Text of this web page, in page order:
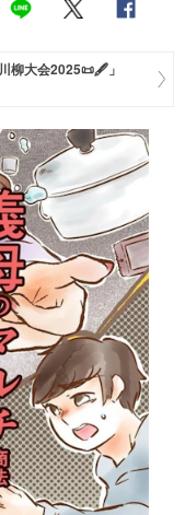
柳大会2025📜🖋️」